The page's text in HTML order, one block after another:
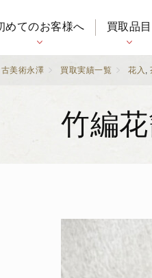
めてのお客様へ 買取品目
古美術永澤 買取実績一覧 花入 ,
竹編